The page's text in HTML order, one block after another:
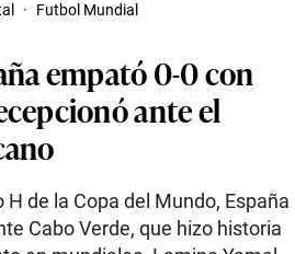
· Futbol Mundial
empató 0-0 con
ante el
H de la Copa del Mundo, España
Cabo Verde, que hizo historia